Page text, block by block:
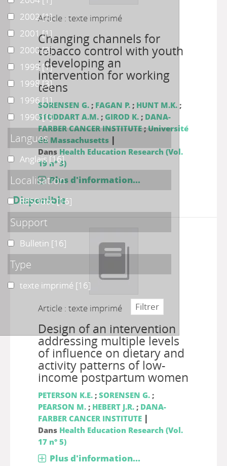
Article : texte imprimé
Changing channels for
tobacco control with youth
: developing an
intervention for working
teens
SORENSEN G.; FAGAN P.; HUNT M.K.;
STODDART A.M.; GIROD K.; DANA-
FARBER CANCER INSTITUTE;Université
du Massachusetts |
Dans Health Education Research (Vol.
19 n° 3)
Plus d'information...
Disponible
Article : texte imprimé
Design of an intervention
addressing multiple levels
of influence on dietary and
activity patterns of low-
income postpartum women
PETERSON K.E.; SORENSEN G.;
PEARSON M.; HEBERT J.R.; DANA-
FARBER CANCER INSTITUTE |
Dans Health Education Research (Vol.
17 n° 5)
Plus d'information...
20022002[1]
20012001[1]
20002000[3]
19991999[1]
19981998[3]
19961996[1]
19901990[1]
Langues
Anglais
Anglais [16]
Localisation
RESOdoc
RESOdoc[16]
Support
Bulletin
Bulletin [16]
Type
texte imprimé
texte imprimé [16]